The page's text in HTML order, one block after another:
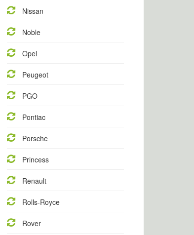
Nissan
Noble
Opel
Peugeot
PGO
Pontiac
Porsche
Princess
Renault
Rolls-Royce
Rover